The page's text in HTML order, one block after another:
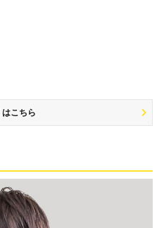
こちら